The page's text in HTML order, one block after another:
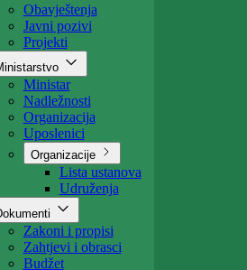
Sve vijesti
Konkursi i oglasi
Javne nabavke
Obavještenja
Javni pozivi
Projekti
Ministarstvo
Ministar
Nadležnosti
Organizacija
Uposlenici
Organizacije
Lista ustanova
Udruženja
Dokumenti